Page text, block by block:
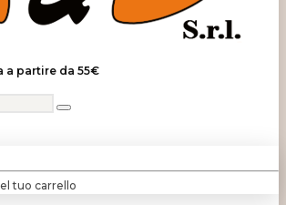
a partire da 55€
tuo carrello